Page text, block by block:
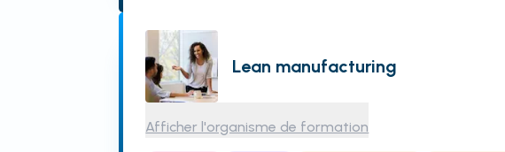
Lean manufacturing
Afficher l'organisme de formation